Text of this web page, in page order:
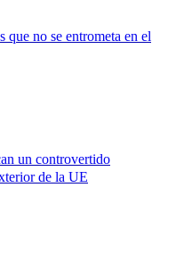
no se entrometa en el
un controvertido
de la UE